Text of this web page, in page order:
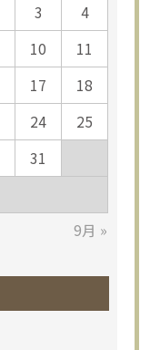
9月 »
3
4
10
11
17
18
24
25
31